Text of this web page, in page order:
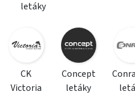
letáky
CK
Victoria
Concept
letáky